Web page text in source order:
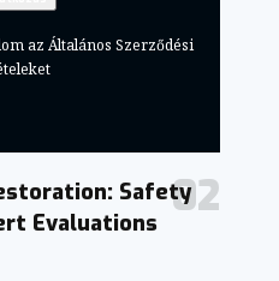
az Általános Szerződési
Safety
Evaluations